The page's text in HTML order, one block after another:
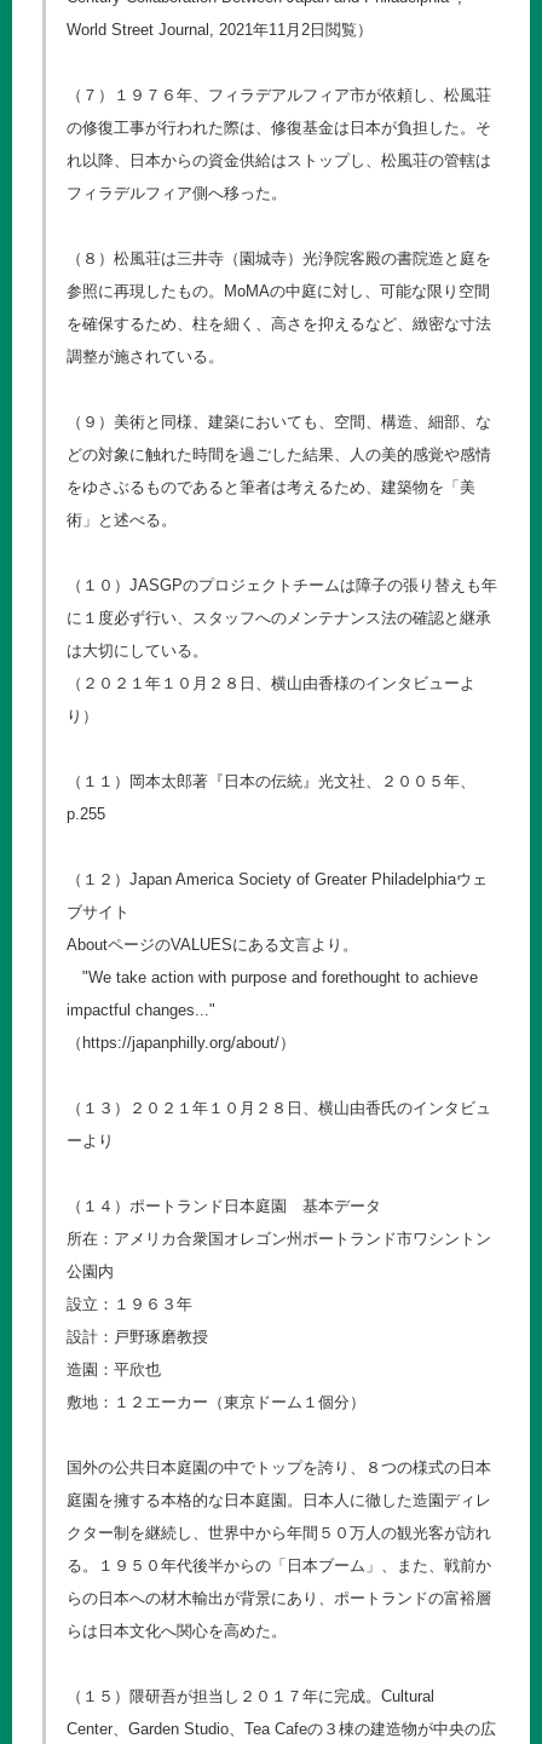
World Street Journal, 2021年11月2日閲覧）
（７）１９７６年、フィラデアルフィア市が依頼し、松風荘
の修復工事が行われた際は、修復基金は日本が負担した。そ
れ以降、日本からの資金供給はストップし、松風荘の管轄は
フィラデルフィア側へ移った。
（８）松風荘は三井寺（園城寺）光浄院客殿の書院造と庭を
参照に再現したもの。MoMAの中庭に対し、可能な限り空間
を確保するため、柱を細く、高さを抑えるなど、緻密な寸法
調整が施されている。
（９）美術と同様、建築においても、空間、構造、細部、な
どの対象に触れた時間を過ごした結果、人の美的感覚や感情
をゆさぶるものであると筆者は考えるため、建築物を「美
術」と述べる。
（１０）JASGPのプロジェクトチームは障子の張り替えも年
に１度必ず行い、スタッフへのメンテナンス法の確認と継承
は大切にしている。
（２０２１年１０月２８日、横山由香様のインタビューよ
り）
（１１）岡本太郎著『日本の伝統』光文社、２００５年、
p.255
（１２）Japan America Society of Greater Philadelphiaウェ
ブサイト
AboutページのVALUESにある文言より。
"We take action with purpose and forethought to achieve
impactful changes..."
（ https://japanphilly.org/about/）
（１３）２０２１年１０月２８日、横山由香氏のインタビュ
ーより
（１４）ポートランド日本庭園 基本データ
所在：アメリカ合衆国オレゴン州ポートランド市ワシントン
公園内
設立：１９６３年
設計：戸野琢磨教授
造園：平欣也
敷地：１２エーカー（東京ドーム１個分）
国外の公共日本庭園の中でトップを誇り、８つの様式の日本
庭園を擁する本格的な日本庭園。日本人に徹した造園ディレ
クター制を継続し、世界中から年間５０万人の観光客が訪れ
る。１９５０年代後半からの「日本ブーム」、また、戦前か
らの日本への材木輸出が背景にあり、ポートランドの富裕層
らは日本文化へ関心を高めた。
（１５）隈研吾が担当し２０１７年に完成。Cultural
Center、Garden Studio、Tea Cafeの３棟の建造物が中央の広